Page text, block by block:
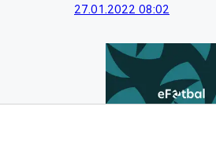
27.01.2022 08:02